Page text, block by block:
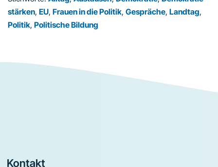
stärken, EU, Frauen in die Politik, Gespräche, Landtag,
Politik, Politische Bildung
Footer
Kontakt